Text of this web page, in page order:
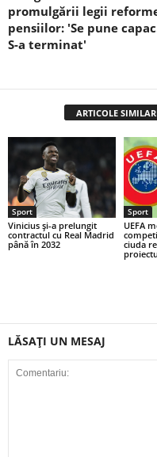
promulgării legii
pensiilor: 'Se pune
S-a terminat'
ARTICOLE
Sport
Vinicius și-a prelungit
contractul cu Real Madrid
până în 2032
Sport
UEFA
ciuda
LĂSAȚI UN MESAJ